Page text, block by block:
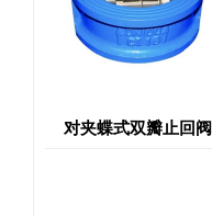
对夹蝶式双瓣止回阀